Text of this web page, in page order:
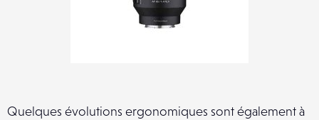
Quelques évolutions ergonomiques sont également à